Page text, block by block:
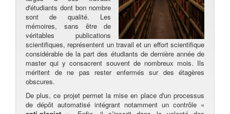
d'étudiants dont bon nombre
sont de qualité. Les
mémoires, sans être de
véritables publications
scientifiques, représentent un travail et un effort scientifique
considérable de la part des étudiants de dernière année de
master qui y consacrent souvent de nombreux mois. Ils
méritent de ne pas rester enfermés sur des étagères
obscures.
De plus, ce projet permet la mise en place d'un processus
de dépôt automatisé intégrant notamment un contrôle «